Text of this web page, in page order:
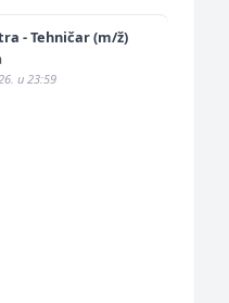
- Tehničar (m/ž)
u 23:59